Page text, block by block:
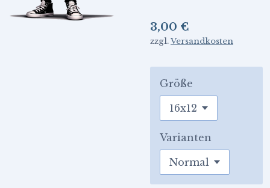
3,00 €
zzgl.Versandkosten
Größe
Varianten